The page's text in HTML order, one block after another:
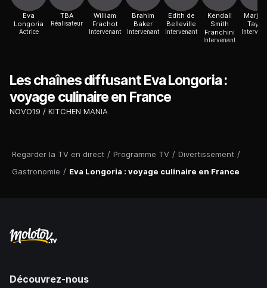
Regarder la TV en direct / Programme TV / Divertissement /
Gastronomie / Eva Longoria : voyage culinaire en France
Eva
Longoria
Actrice
TBA
Réalisateur
William
Frachot
Intervenant
Brahim
Baker
Intervenant
Edith de
Belleville
Intervenant
Kendall
Smith
Franchini
Intervenant
Taylor
Les chaînes diffusant Eva Longoria :
voyage culinaire en France
NOVO19 KITCHEN MANIA
Découvrez-nous